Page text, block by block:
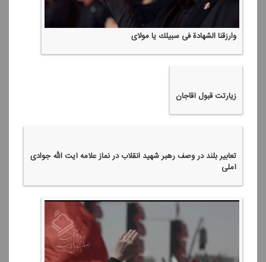
وارزقنا الشهادة فی سبیلك یا مولای
زیارتت قبول آقاجان
تعابیر بلند در وصف رهبر شهید انقلاب در نماز علامه آیت الله جوادی
آملی